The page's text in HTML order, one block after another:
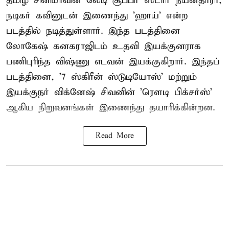
நடிகர் கவினுடன் இணைந்து 'ஹாய்' என்ற
படத்தில் நடித்துள்ளார். இந்த படத்தினை
லோகேஷ் கனகராஜிடம் உதவி இயக்குனராக
பணிபுரிந்த விஷ்ணு எடவன் இயக்குகிறார். இந்தப்
படத்தினை, '7 ஸ்கிரீன் ஸ்டுடியோஸ்' மற்றும்
இயக்குநர் விக்னேஷ் சிவனின் 'ரௌடி பிக்சர்ஸ்'
ஆகிய நிறுவனங்கள் இணைந்து தயாரிக்கின்றன.
Read More